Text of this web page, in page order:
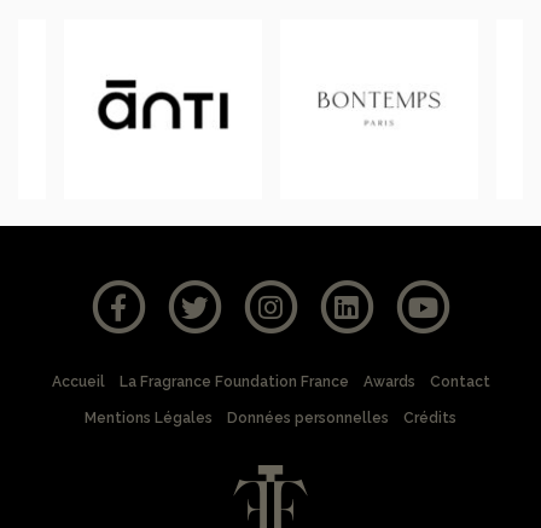
Accueil La Fragrance Foundation France Awards Contact
Mentions Légales Données personnelles Crédits